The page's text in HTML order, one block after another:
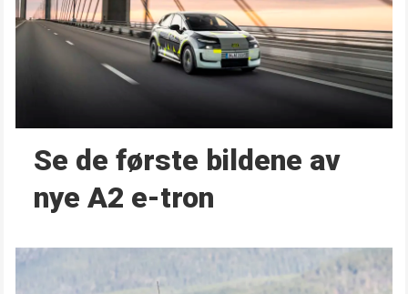
Se de første bildene av
nye A2 e-tron